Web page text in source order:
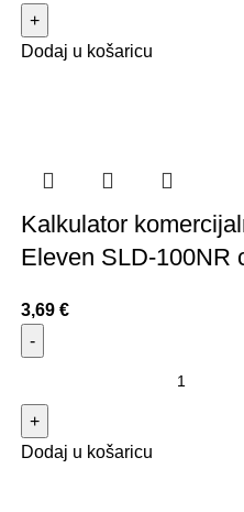
Dodaj u košaricu
Kalkulator
Eleven SLD-100NR
3,69 €
Dodaj u košaricu